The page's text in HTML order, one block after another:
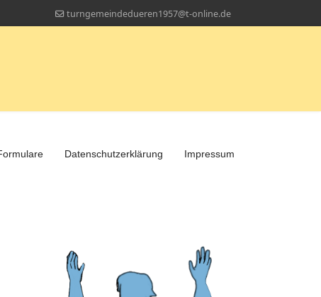
turngemeindedueren1957@t-online.de
Datenschutzerklärung Impressum